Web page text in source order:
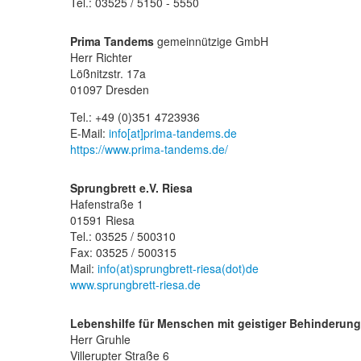
Prima Tandems gemeinnützige GmbH
Herr Richter
Lößnitzstr. 17a
01097 Dresden
Tel.: +49 (0)351 4723936
E-Mail: info[at]prima-tandems.de
https://www.prima-tandems.de/
Sprungbrett e.V. Riesa
Hafenstraße 1
01591 Riesa
Tel.: 03525 / 500310
Fax: 03525 / 500315
Mail: info(at)sprungbrett-riesa(dot)de
www.sprungbrett-riesa.de
Lebenshilfe für Menschen mit geistiger
Herr Gruhle
Villerupter Straße 6